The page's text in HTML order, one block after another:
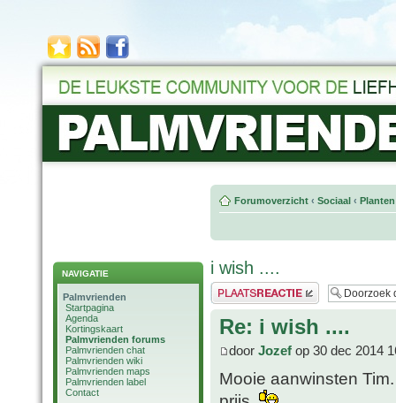
NAVIGATIE
Palmvrienden
Startpagina
Agenda
Kortingskaart
Palmvrienden forums
Palmvrienden chat
Palmvrienden wiki
Palmvrienden maps
Palmvrienden label
Contact
Forumoverzicht ‹ Sociaal ‹
i wish ....
Plaats een reactie
Re: i wish ....
door Jozef op 30 dec 2014
Mooie aanwinsten